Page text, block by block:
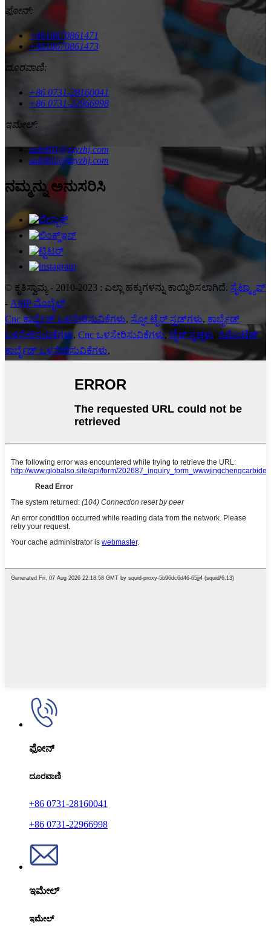
ಫೋನ್:
+8618670861471
+8618670861473
ದೂರವಾಣಿ:
+86 0731-28160041
+86 0731-22966998
ಇಮೇಲ್:
sale801@zzyzhj.com
sale802@zzyzhj.com
ನಮ್ಮನ್ನು ಅನುಸರಿಸಿ
© ಕೃತಿಸ್ವಾಮ್ಯ - 2010-2023 : ಎಲ್ಲಾ ಹಕ್ಕುಗಳನ್ನು ಕಾಯ್ದಿರಿಸಲಾಗಿದೆ. ಸೈಟ್ಮ್ಯಾಪ್
- AMP ಮೊಬೈಲ್
Cnc ಕಾರ್ಬೈಡ್ ಒಳಸೇರಿಸುವಿಕೆಗಳು, ಸ್ನೋ ಟೈರ್ ಸ್ಟಡ್‌ಗಳು, ಕಾರ್ಬೈಡ್
ಒಳಸೇರಿಸುವಿಕೆಗಳು, Cnc ಒಳಸೇರಿಸುವಿಕೆಗಳು,ಟೈರ್ ಸ್ಟಡ್ಗಳು ಸಿಮೆಂಟೆಡ್
ಕಾರ್ಬೈಡ್ ಒಳಸೇರಿಸುವಿಕೆಗಳು,
ಫೋನ್
ದೂರವಾಣಿ
+86 0731-28160041
+86 0731-22966998
ಇಮೇಲ್
ಇಮೇಲ್